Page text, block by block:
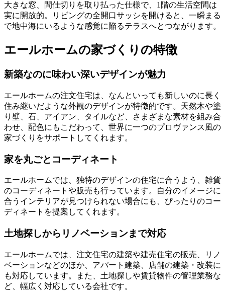
大きな窓、間仕切りを取り払った仕様で、1階の生活空間は
実に開放的。リビングの全開口サッシを開けると、一瞬まる
で地中海にいるような感覚に陥るテラスへとつながります。
エールホームの家づくりの特徴
新築なのに味わい深いデザインが魅力
エールホームの注文住宅は、なんといっても新しいのに長く
住み継いだような外観のデザインが特徴的です。天然木や塗
り壁、石、アイアン、タイルなど、さまざまな素材を組み合
わせ、配色にもこだわって、世界に一つのプロヴァンス風の
家づくりをサポートしてくれます。
家を丸ごとコーディネート
エールホームでは、独特のデザインの住宅に合うよう、雑貨
のコーディネートや販売も行っています。自分のイメージに
合うインテリアが見つけられない場合にも、ぴったりのコー
ディネートを提案してくれます。
土地探しからリノベーションまで対応
エールホームでは、注文住宅の建築や建売住宅の販売、リノ
ベーションなどのほか、アパート建築、店舗の建築・改装に
も対応しています。また、土地探しや賃貸物件の管理業務な
ど、幅広く対応している会社です。